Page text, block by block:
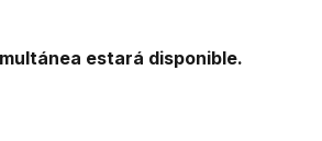
estará disponible.